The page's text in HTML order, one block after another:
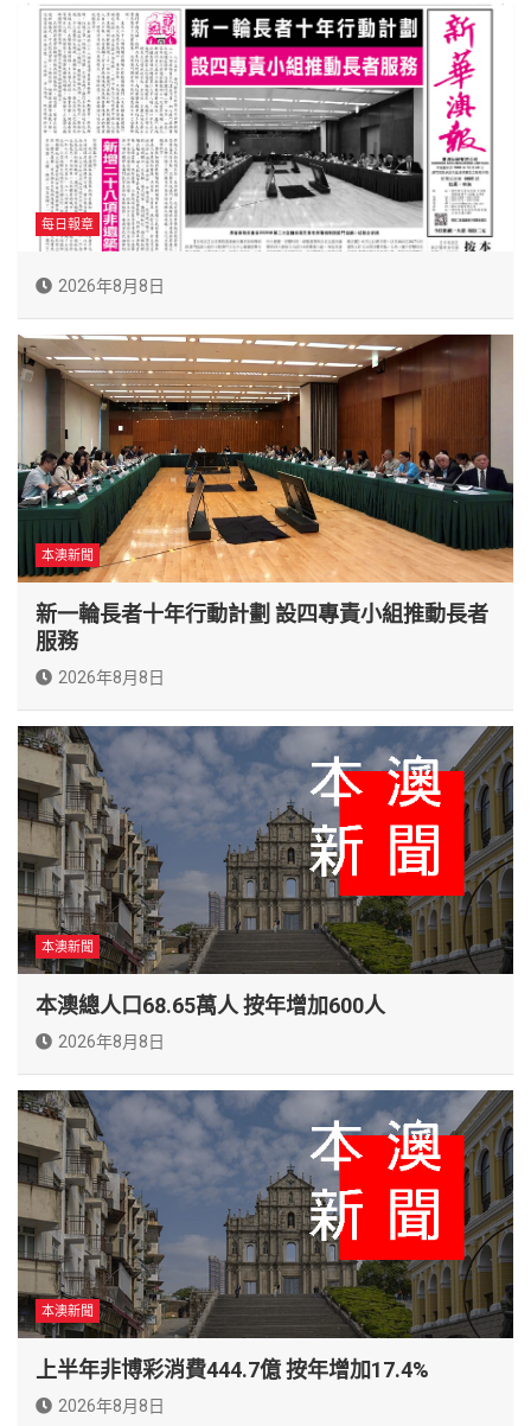
每日報章
2026年8月8日
本澳新聞
新一輪長者十年行動計劃 設四專責小組推動長者
服務
2026年8月8日
本澳新聞
本澳總人口68.65萬人 按年增加600人
2026年8月8日
本澳新聞
上半年非博彩消費444.7億 按年增加17.4%
2026年8月8日